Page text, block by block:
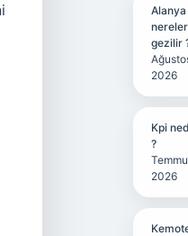
Alanya
gezilir
2026
Kpi
?
2026